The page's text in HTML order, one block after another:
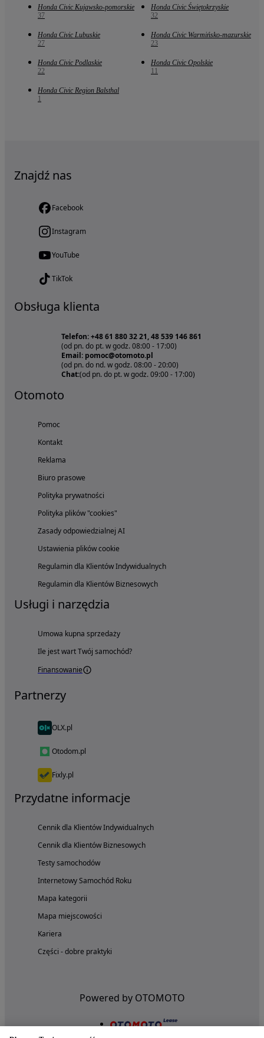
Honda Civic Kujawsko-pomorskie
37
Honda Civic Świętokrzyskie
32
Honda Civic Lubuskie
27
Honda Civic Warmińsko-mazurskie
23
Honda Civic Podlaskie
22
Honda Civic Opolskie
11
Honda Civic Region Balsthal
1
Znajdź nas
Facebook
Instagram
YouTube
TikTok
Obsługa klienta
Telefon: +48 61 880 32 21, 48 539 146 861
(od pn. do pt. w godz. 08:00 - 17:00)
Email: pomoc@otomoto.pl
(od pn. do nd. w godz. 08:00 - 20:00)
Chat:(od pn. do pt. w godz. 09:00 - 17:00)
Otomoto
Pomoc
Kontakt
Reklama
Biuro prasowe
Polityka prywatności
Polityka plików "cookies"
Zasady odpowiedzialnej AI
Ustawienia plików cookie
Regulamin dla Klientów Indywidualnych
Regulamin dla Klientów Biznesowych
Usługi i narzędzia
Umowa kupna sprzedaży
Ile jest wart Twój samochód?
Finansowanie
Partnerzy
OLX.pl
Otodom.pl
Fixly.pl
Przydatne informacje
Cennik dla Klientów Indywidualnych
Cennik dla Klientów Biznesowych
Testy samochodów
Internetowy Samochód Roku
Mapa kategorii
Mapa miejscowości
Kariera
Części - dobre praktyki
Powered by OTOMOTO